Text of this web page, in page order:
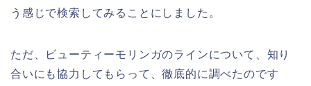
う感じで検索してみることにしました。
ただ、ビューティーモリンガのラインについて、知り
合いにも協力してもらって、徹底的に調べたのです